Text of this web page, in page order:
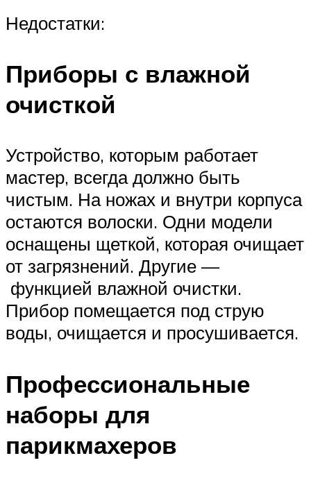
Недостатки:
Приборы с влажной
очисткой
Устройство, которым работает
мастер, всегда должно быть
чистым. На ножах и внутри корпуса
остаются волоски. Одни модели
оснащены щеткой, которая очищает
от загрязнений. Другие —
функцией влажной очистки.
Прибор помещается под струю
воды, очищается и просушивается.
Профессиональные
наборы для
парикмахеров